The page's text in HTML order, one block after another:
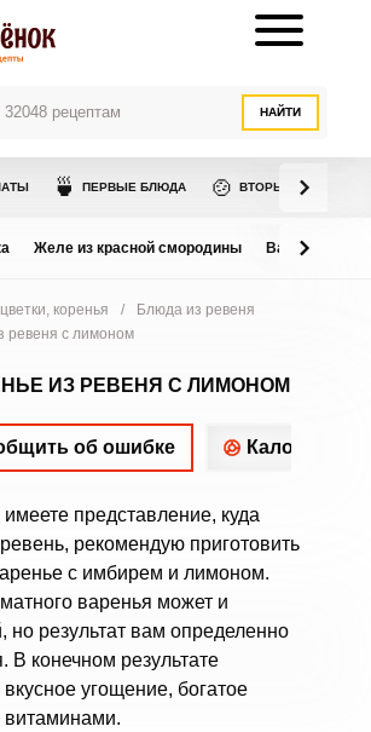
НАЙТИ
🍵 ПЕРВЫЕ БЛЮДА 🍲 ВТОРЫЕ БЛЮДА
Желе из красной смородины Варенье из
коренья /
Блюда из ревеня
ревеня с лимоном
ИЗ РЕВЕНЯ С ЛИМОНОМ
об ошибке
представление, куда
рекомендую приготовить
с имбирем и лимоном.
варенья может и
но результат вам определенно
В конечном результате
вкусное угощение, богатое